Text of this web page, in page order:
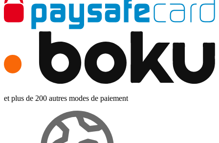
et plus de 200 autres modes de paiement